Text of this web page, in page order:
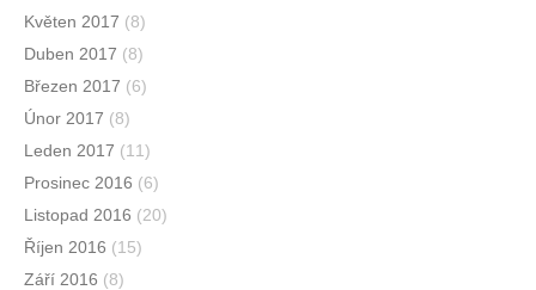
Květen 2017 (8)
Duben 2017 (8)
Březen 2017 (6)
Únor 2017 (8)
Leden 2017 (11)
Prosinec 2016 (6)
Listopad 2016 (20)
Říjen 2016 (15)
Září 2016 (8)